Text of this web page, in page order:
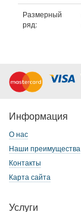
Размерный
ряд:
Информация
О нас
Наши преимущества
Контакты
Карта сайта
Услуги